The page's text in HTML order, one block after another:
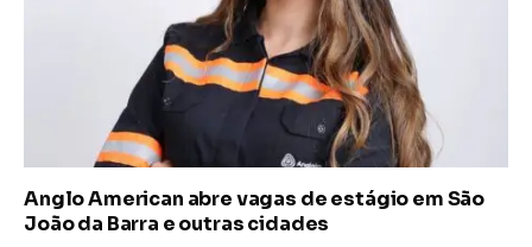
Anglo American abre vagas de estágio em São
João da Barra e outras cidades